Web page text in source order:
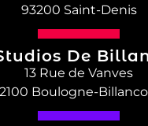
93200 Saint-Denis
De
13 Rue de Vanves
Boulogne-